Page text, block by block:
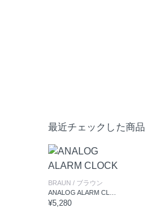
最近チェックした商品
BRAUN / ブラウン
¥5,280